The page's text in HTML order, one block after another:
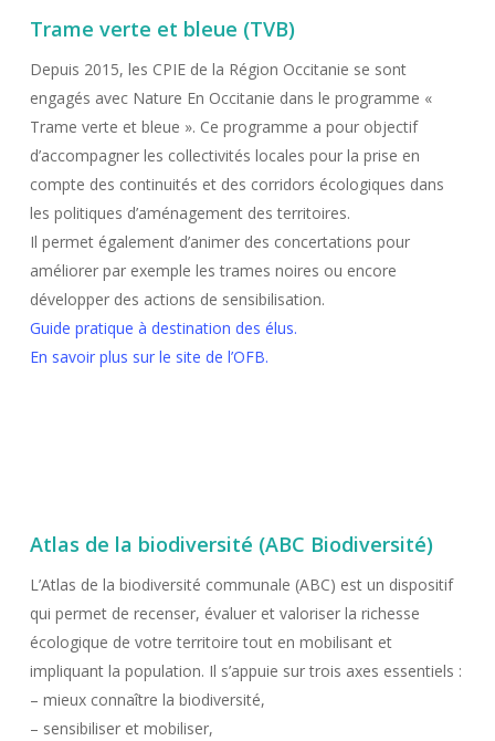
Trame verte et bleue (TVB)
Depuis 2015, les CPIE de la Région Occitanie se sont
engagés avec Nature En Occitanie dans le programme «
Trame verte et bleue ». Ce programme a pour objectif
d’accompagner les collectivités locales pour la prise en
compte des continuités et des corridors écologiques dans
les politiques d’aménagement des territoires.
Il permet également d’animer des concertations pour
améliorer par exemple les trames noires ou encore
développer des actions de sensibilisation.
Guide pratique à destination des élus.
En savoir plus sur le site de l’OFB.
Atlas de la biodiversité (ABC Biodiversité)
L’Atlas de la biodiversité communale (ABC) est un dispositif
qui permet de recenser, évaluer et valoriser la richesse
écologique de votre territoire tout en mobilisant et
impliquant la population. Il s’appuie sur trois axes essentiels :
– mieux connaître la biodiversité,
– sensibiliser et mobiliser,